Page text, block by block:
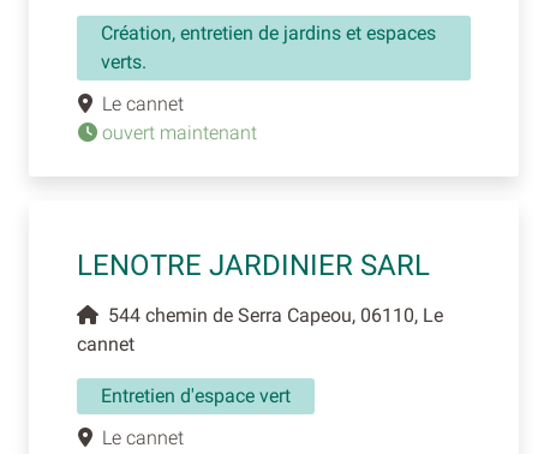
Création, entretien de jardins et espaces
verts.
Le cannet
ouvert maintenant
LENOTRE JARDINIER SARL
544 chemin de Serra Capeou, 06110, Le
cannet
Entretien d'espace vert
Le cannet